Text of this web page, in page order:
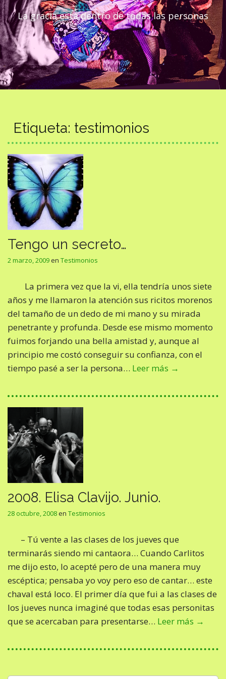
La gracia está dentro de todas las personas
Etiqueta: testimonios
Tengo un secreto…
2 marzo, 2009en Testimonios
La primera vez que la vi, ella tendría unos siete
años y me llamaron la atención sus ricitos morenos
del tamaño de un dedo de mi mano y su mirada
penetrante y profunda. Desde ese mismo momento
fuimos forjando una bella amistad y, aunque al
principio me costó conseguir su confianza, con el
tiempo pasé a ser la persona… Leer más →
2008. Elisa Clavijo. Junio.
28 octubre, 2008en Testimonios
– Tú vente a las clases de los jueves que
terminarás siendo mi cantaora… Cuando Carlitos
me dijo esto, lo acepté pero de una manera muy
escéptica; pensaba yo voy pero eso de cantar… este
chaval está loco. El primer día que fui a las clases de
los jueves nunca imaginé que todas esas personitas
que se acercaban para presentarse… Leer más →